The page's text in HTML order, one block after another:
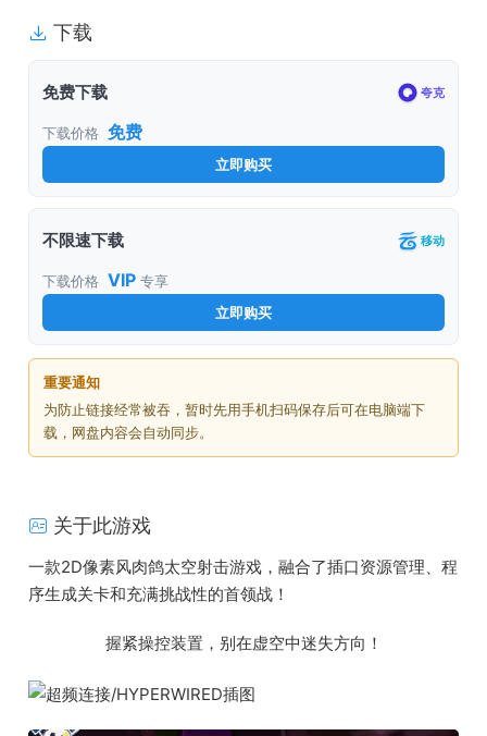
下载
免费下载 夸克
下载价格 免费
立即购买
不限速下载 移动
下载价格 VIP 专享
立即购买
重要通知
为防止链接经常被吞，暂时先用手机扫码保存后可在电脑端下
载，网盘内容会自动同步。
关于此游戏
一款2D像素风肉鸽太空射击游戏，融合了插口资源管理、程
序生成关卡和充满挑战性的首领战！
握紧操控装置，别在虚空中迷失方向！